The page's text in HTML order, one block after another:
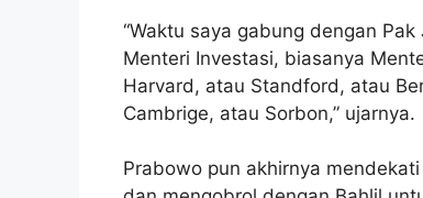
“Waktu saya gabung dengan
Menteri Investasi, biasanya
Harvard, atau Standford, atau
Cambrige, atau Sorbon,” ujarnya.
Prabowo pun akhirnya